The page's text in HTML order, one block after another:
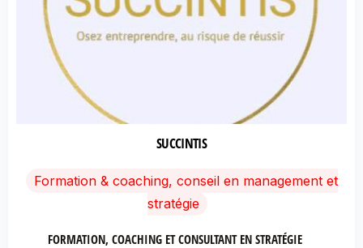
SUCCINTIS
Formation & coaching, conseil en management et
stratégie
FORMATION, COACHING ET CONSULTANT EN STRATÉGIE